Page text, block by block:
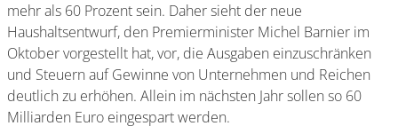
mehr als 60 Prozent sein. Daher sieht der neue
Haushaltsentwurf, den Premierminister Michel Barnier im
Oktober vorgestellt hat, vor, die Ausgaben einzuschränken
und Steuern auf Gewinne von Unternehmen und Reichen
deutlich zu erhöhen. Allein im nächsten Jahr sollen so 60
Milliarden Euro eingespart werden.